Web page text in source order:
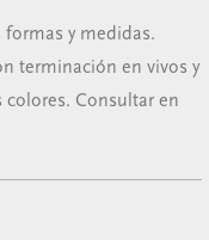
y medidas.
terminación en vivos y
Consultar en